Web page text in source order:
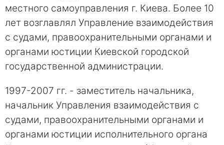
местного самоуправления г. Киева. Более 10
лет возглавлял Управление взаимодействия
с судами, правоохранительными органами и
органами юстиции Киевской городской
государственной администрации.
1997-2007 гг. - заместитель начальника,
начальник Управления взаимодействия с
судами, правоохранительными органами и
органами юстиции исполнительного органа